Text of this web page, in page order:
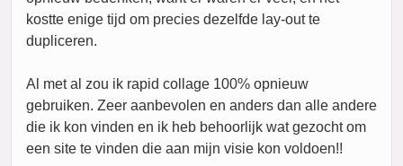
kostte enige tijd om precies dezelfde lay-out te
dupliceren.
Al met al zou ik rapid collage 100% opnieuw
gebruiken. Zeer aanbevolen en anders dan alle andere
die ik kon vinden en ik heb behoorlijk wat gezocht om
een site te vinden die aan mijn visie kon voldoen!!